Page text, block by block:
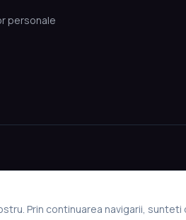
personale
Prin continuarea navigarii,